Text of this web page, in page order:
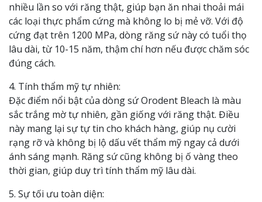
nhiều lần so với răng thật, giúp bạn ăn nhai thoải mái
các loại thực phẩm cứng mà không lo bị mẻ vỡ. Với độ
cứng đạt trên 1200 MPa, dòng răng sứ này có tuổi thọ
lâu dài, từ 10-15 năm, thậm chí hơn nếu được chăm sóc
đúng cách.
4. Tính thẩm mỹ tự nhiên:
Đặc điểm nổi bật của dòng sứ Orodent Bleach là màu
sắc trắng mờ tự nhiên, gần giống với răng thật. Điều
này mang lại sự tự tin cho khách hàng, giúp nụ cười
rạng rỡ và không bị lộ dấu vết thẩm mỹ ngay cả dưới
ánh sáng mạnh. Răng sứ cũng không bị ố vàng theo
thời gian, giúp duy trì tính thẩm mỹ lâu dài.
5. Sự tối ưu toàn diện: